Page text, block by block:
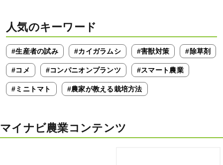
人気のキーワード
#生産者の試み #カイガラムシ #害獣対策 #除草剤
#コメ #コンパニオンプランツ #スマート農業
#ミニトマト #農家が教える栽培方法
マイナビ農業コンテンツ